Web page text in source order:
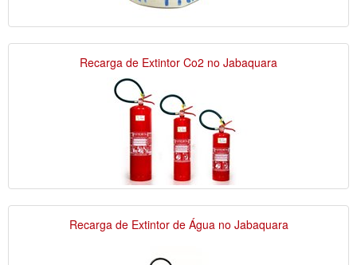
Recarga de Extintor Co2 no Jabaquara
Recarga de Extintor de Água no Jabaquara